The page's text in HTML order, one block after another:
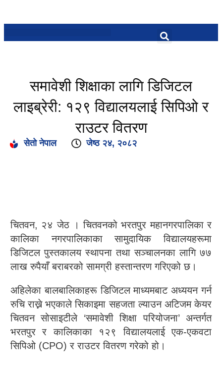
समावेशी शिक्षाका लागि डिजिटल
लाइब्रेरी: १२९ विद्यालयलाई सिपिओ र
राउटर वितरण
सेतो नेपाल जेष्ठ २४, २०८२
चितवन, २४ जेठ । चितवनको भरतपुर महानगरपालिका र
कालिका नगरपालिकाका सामुदायिक विद्यालयहरूमा
डिजिटल पुस्तकालय स्थापना तथा सञ्चालनका लागि ७७
लाख रुपैयाँ बराबरको सामग्री हस्तान्तरण गरिएको छ।
अहिलेका बालबालिकाहरू डिजिटल माध्यमबाट अध्ययन गर्न
रुचि राख्ने भएकाले सिकाइमा सहजता ल्याउन अटिजम केयर
चितवन सोसाइटीले ‘समावेशी शिक्षा परियोजना’ अन्तर्गत
भरतपुर र कालिकाका १२९ विद्यालयलाई एक-एकवटा
सिपिओ (CPO) र राउटर वितरण गरेको हो।